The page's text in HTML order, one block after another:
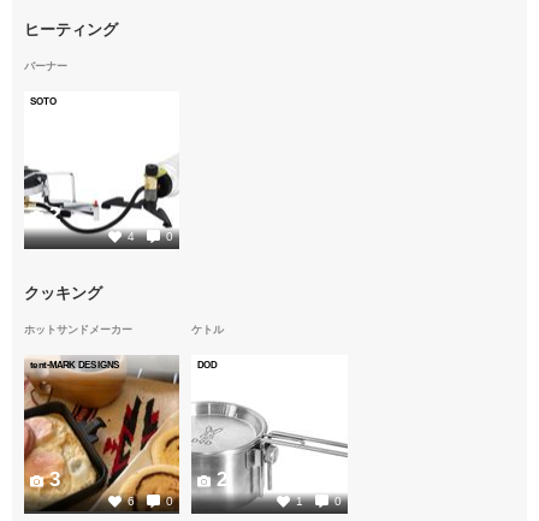
ヒーティング
バーナー
SOTO
4 0
2
クッキング
ホットサンドメーカー
tent-MARK DESIGNS
6 0
3
ケトル
DOD
1 0
2